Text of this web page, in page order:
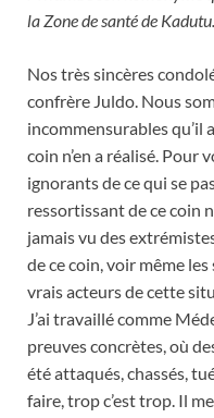
la Zone de santé de Kadutu.
Nos très sincères
confrère Juldo. Nous
incommensurables qu’il
coin n’en a réalisé. Pour
ignorants de ce qui se
ressortissant de ce coin
jamais vu des
de ce coin, voir même
vrais acteurs de cette
J’ai travaillé comme
preuves concrètes, où
été attaqués, chassés,
faire, trop c’est trop. Il